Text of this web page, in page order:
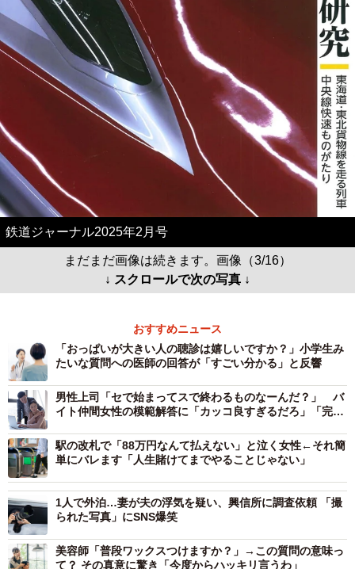
鉄道ジャーナル2025年2月号
まだまだ画像は続きます。画像（3/16）
↓ スクロールで次の写真 ↓
おすすめニュース
「おっぱいが大きい人の聴診は嬉しいですか？」小学生み
たいな質問への医師の回答が「すごい分かる」と反響
男性上司「セで始まってスで終わるものなーんだ？」 バ
イト仲間女性の模範解答に「カッコ良すぎるだろ」「完璧
駅の改札で「88万円なんて払えない」と泣く女性←それ簡
単にバレます「人生賭けてまでやることじゃない」
1人で外泊…妻が夫の浮気を疑い、興信所に調査依頼 「撮
られた写真」にSNS爆笑
美容師「普段ワックスつけますか？」→この質問の意味っ
て？ その真意に驚き「今度からハッキリ言うわ」